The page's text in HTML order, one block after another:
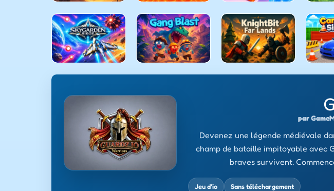
par
Devenez une légende médiévale
champ de bataille impitoyable avec
braves survivent.
Jeu d’io Sans téléchargement